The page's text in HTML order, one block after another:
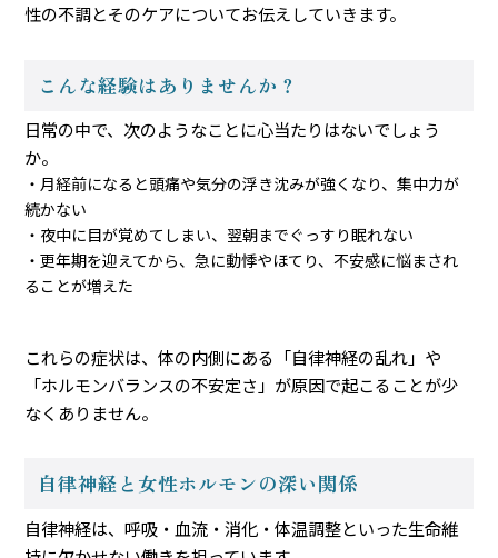
性の不調とそのケアについてお伝えしていきます。
こんな経験はありませんか？
日常の中で、次のようなことに心当たりはないでしょう
か。
・月経前になると頭痛や気分の浮き沈みが強くなり、集中力が
続かない
・夜中に目が覚めてしまい、翌朝までぐっすり眠れない
・更年期を迎えてから、急に動悸やほてり、不安感に悩まされ
ることが増えた
これらの症状は、体の内側にある「自律神経の乱れ」や
「ホルモンバランスの不安定さ」が原因で起こることが少
なくありません。
自律神経と女性ホルモンの深い関係
自律神経は、呼吸・血流・消化・体温調整といった生命維